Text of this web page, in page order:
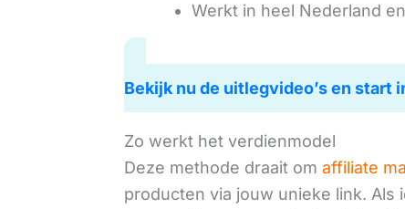
Werkt in heel Nederland
Bekijk nu de uitlegvideo’s en start
Zo werkt het verdienmodel
Deze methode draait om affiliate
producten via jouw unieke link. Als